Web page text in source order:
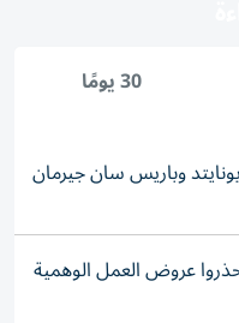
30 يومًا
وباريس سان جيرمان
عروض العمل الوهمية